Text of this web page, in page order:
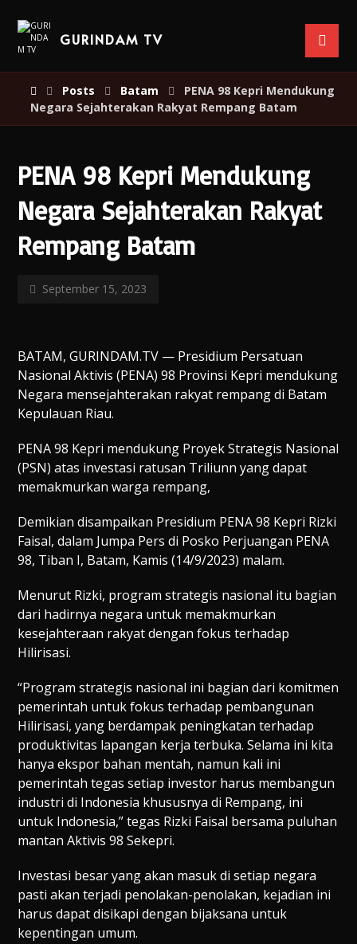
GURINDAM TV
Posts Batam
PENA 98 Kepri Mendukung
Negara Sejahterakan Rakyat Rempang Batam
PENA 98 Kepri Mendukung
Negara Sejahterakan Rakyat
Rempang Batam
September 15, 2023
BATAM, GURINDAM.TV — Presidium Persatuan
Nasional Aktivis (PENA) 98 Provinsi Kepri mendukung
Negara mensejahterakan rakyat rempang di Batam
Kepulauan Riau.
PENA 98 Kepri mendukung Proyek Strategis Nasional
(PSN) atas investasi ratusan Triliunn yang dapat
memakmurkan warga rempang,
Demikian disampaikan Presidium PENA 98 Kepri Rizki
Faisal, dalam Jumpa Pers di Posko Perjuangan PENA
98, Tiban I, Batam, Kamis (14/9/2023) malam.
Menurut Rizki, program strategis nasional itu bagian
dari hadirnya negara untuk memakmurkan
kesejahteraan rakyat dengan fokus terhadap
Hilirisasi.
“Program strategis nasional ini bagian dari komitmen
pemerintah untuk fokus terhadap pembangunan
Hilirisasi, yang berdampak peningkatan terhadap
produktivitas lapangan kerja terbuka. Selama ini kita
hanya ekspor bahan mentah, namun kali ini
pemerintah tegas setiap investor harus membangun
industri di Indonesia khususnya di Rempang, ini
untuk Indonesia,” tegas Rizki Faisal bersama puluhan
mantan Aktivis 98 Sekepri.
Investasi besar yang akan masuk di setiap negara
pasti akan terjadi penolakan-penolakan, kejadian ini
harus dapat disikapi dengan bijaksana untuk
kepentingan umum.